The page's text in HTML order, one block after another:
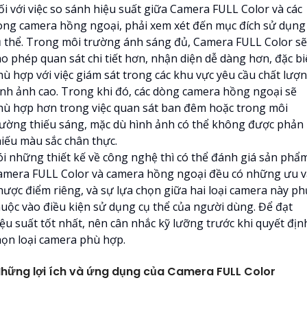
với việc so sánh hiệu suất giữa Camera FULL Color và các
camera hồng ngoại, phải xem xét đến mục đích sử dụng
thể. Trong môi trường ánh sáng đủ, Camera FULL Color sẽ
phép quan sát chi tiết hơn, nhận diện dễ dàng hơn, đặc
hợp với việc giám sát trong các khu vực yêu cầu chất
ảnh cao. Trong khi đó, các dòng camera hồng ngoại sẽ
hợp hơn trong việc quan sát ban đêm hoặc trong môi
thiếu sáng, mặc dù hình ảnh có thể không được phản
màu sắc chân thực.
những thiết kế về công nghệ thì có thể đánh giá sản
FULL Color và camera hồng ngoại đều có những ưu
điểm riêng, và sự lựa chọn giữa hai loại camera này
vào điều kiện sử dụng cụ thể của người dùng. Để đạt
suất tốt nhất, nên cân nhắc kỹ lưỡng trước khi quyết
loại camera phù hợp.
lợi ích và ứng dụng của Camera FULL Color